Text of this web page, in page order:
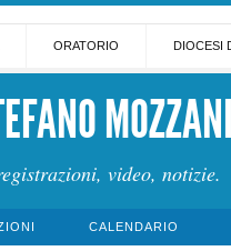
ORATORIO DIOCESI
video, notizie.
CALENDARIO